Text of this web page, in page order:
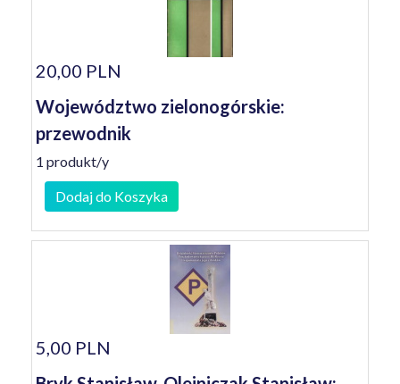
20,00 PLN
Województwo zielonogórskie:
przewodnik
1 produkt/y
Dodaj do Koszyka
5,00 PLN